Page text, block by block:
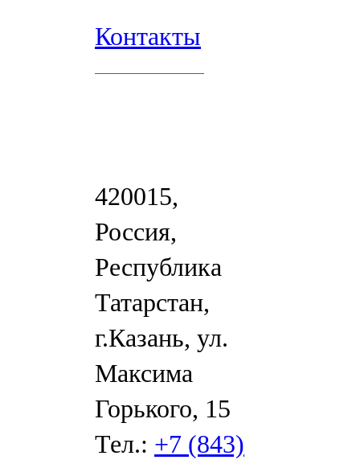
Контакты
420015,
Россия,
Республика
Татарстан,
г.Казань, ул.
Максима
Горького, 15
Тел.: +7 (843)